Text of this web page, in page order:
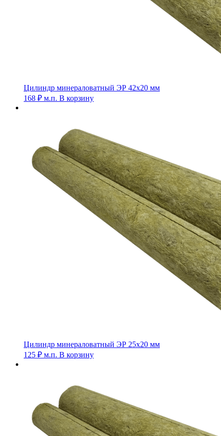
Цилиндр минераловатный ЭР 42х20 мм
168 ₽ м.п. В корзину
Цилиндр минераловатный ЭР 25х20 мм
125 ₽ м.п. В корзину